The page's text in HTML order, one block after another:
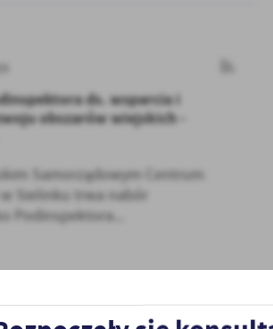
ds. wsparcia i
obszarów wiejskich -
Samorządowym Centrum
Sielinku trwa nabór
Podinspektora...